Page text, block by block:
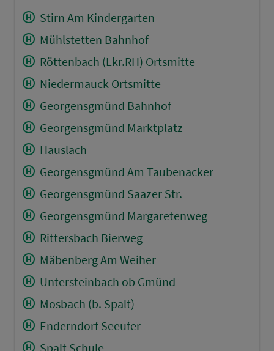
Stirn Am Kindergarten
Mühlstetten Bahnhof
Röttenbach (Lkr.RH) Ortsmitte
Niedermauck Ortsmitte
Georgensgmünd Bahnhof
Georgensgmünd Marktplatz
Hauslach
Georgensgmünd Am Taubenacker
Georgensgmünd Saazer Str.
Georgensgmünd Margaretenweg
Rittersbach Bierweg
Mäbenberg Am Weiher
Untersteinbach ob Gmünd
Mosbach (b. Spalt)
Enderndorf Seeufer
Spalt Schule